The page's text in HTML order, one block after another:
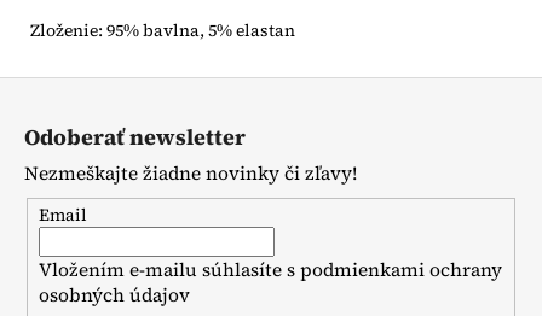
Zloženie: 95% bavlna, 5% elastan
Z
Odoberať newsletter
Nezmeškajte žiadne novinky či zľavy!
Email
Vložením e-mailu súhlasíte spodmienkami ochrany
osobných údajov